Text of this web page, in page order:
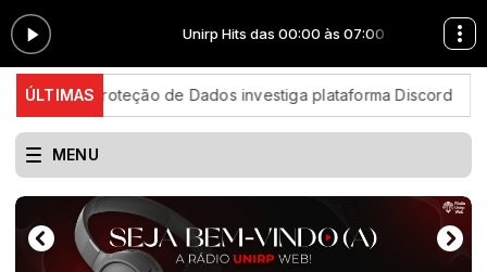
Unirp Hits das 00:00 às 07:00
ÚLTIMASde Dados investiga plataforma Discord Candidatos
MENU